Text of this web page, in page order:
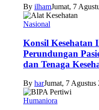
By ilhamJumat, 7
Nasional
Konsil Kesehatan
Perundungan
dan Tenaga
By harJumat, 7 Agustus
Humaniora